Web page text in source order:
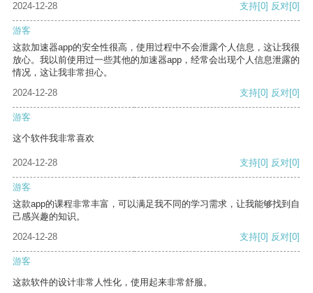
2024-12-28 支持[0] 反对[0]
游客
这款加速器app的安全性很高，使用过程中不会泄露个人信息，这让我很
放心。我以前使用过一些其他的加速器app，经常会出现个人信息泄露的
情况，这让我非常担心。
2024-12-28
支持[0] 反对[0]
游客
这个软件我非常喜欢
2024-12-28 支持[0] 反对[0]
游客
这款app的课程非常丰富，可以满足我不同的学习需求，让我能够找到自
己感兴趣的知识。
2024-12-28
支持[0] 反对[0]
游客
这款软件的设计非常人性化，使用起来非常舒服。